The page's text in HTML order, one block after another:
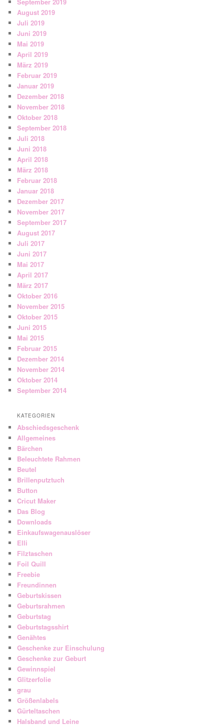
August 2019
Juli 2019
Juni 2019
Mai 2019
April 2019
März 2019
Februar 2019
Januar 2019
Dezember 2018
November 2018
Oktober 2018
September 2018
Juli 2018
Juni 2018
April 2018
März 2018
Februar 2018
Januar 2018
Dezember 2017
November 2017
September 2017
August 2017
Juli 2017
Juni 2017
Mai 2017
April 2017
März 2017
Oktober 2016
November 2015
Oktober 2015
Juni 2015
Mai 2015
Februar 2015
Dezember 2014
November 2014
Oktober 2014
September 2014
KATEGORIEN
Abschiedsgeschenk
Allgemeines
Bärchen
Beleuchtete Rahmen
Beutel
Brillenputztuch
Button
Cricut Maker
Das Blog
Downloads
Einkaufswagenauslöser
Elli
Filztaschen
Foil Quill
Freebie
Freundinnen
Geburtskissen
Geburtsrahmen
Geburtstag
Geburtstagsshirt
Genähtes
Geschenke zur Einschulung
Geschenke zur Geburt
Gewinnspiel
Glitzerfolie
grau
Größenlabels
Gürteltaschen
Halsband und Leine